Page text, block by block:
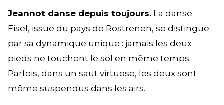
Jeannot danse depuis toujours. La danse
Fisel, issue du pays de Rostrenen, se distingue
par sa dynamique unique : jamais les deux
pieds ne touchent le sol en même temps.
Parfois, dans un saut virtuose, les deux sont
même suspendus dans les airs.